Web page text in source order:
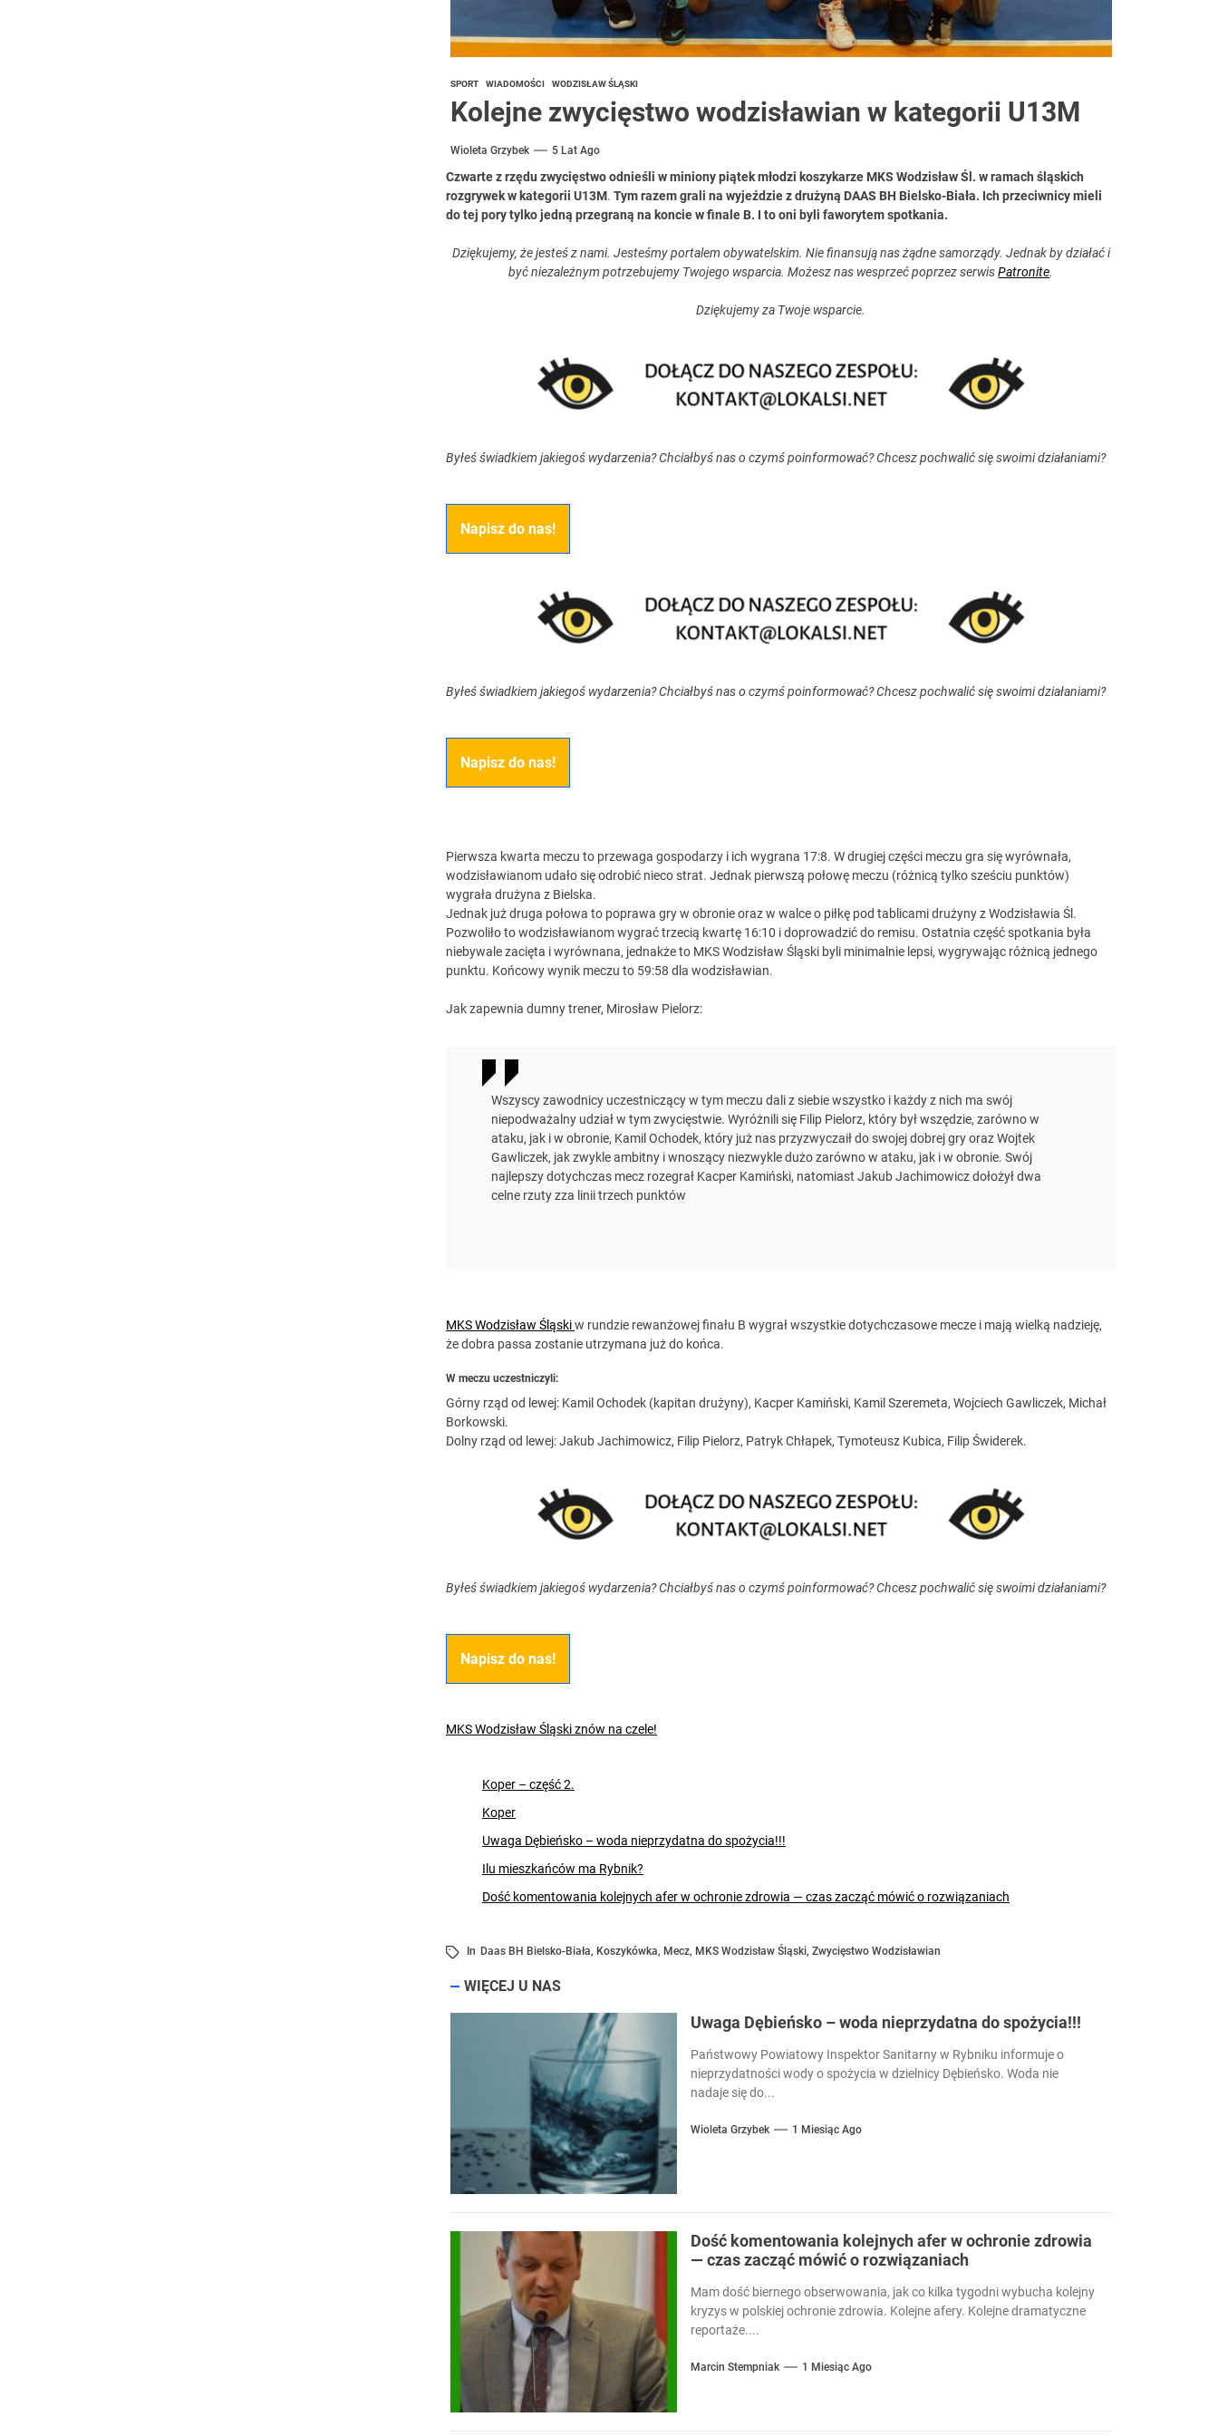
SPORT WIADOMOŚCI WODZISŁAW ŚLĄSKI
Kolejne zwycięstwo wodzisławian w kategorii U13M
Wioleta Grzybek 5 Lat Ago
Czwarte z rzędu zwycięstwo odnieśli w miniony piątek młodzi koszykarze MKS Wodzisław Śl. w ramach śląskich
rozgrywek w kategorii U13M. Tym razem grali na wyjeździe z drużyną DAAS BH Bielsko-Biała. Ich przeciwnicy mieli
do tej pory tylko jedną przegraną na koncie w finale B. I to oni byli faworytem spotkania.
Dziękujemy, że jesteś z nami. Jesteśmy portalem obywatelskim. Nie finansują nas żądne samorządy. Jednak by działać i
być niezależnym potrzebujemy Twojego wsparcia. Możesz nas wesprzeć poprzez serwisPatronite.
Dziękujemy za Twoje wsparcie.
Byłeś świadkiem jakiegoś wydarzenia? Chciałbyś nas o czymś poinformować? Chcesz pochwalić się swoimi działaniami?
Napisz do nas!
Byłeś świadkiem jakiegoś wydarzenia? Chciałbyś nas o czymś poinformować? Chcesz pochwalić się swoimi działaniami?
Napisz do nas!
Pierwsza kwarta meczu to przewaga gospodarzy i ich wygrana 17:8. W drugiej części meczu gra się wyrównała,
wodzisławianom udało się odrobić nieco strat. Jednak pierwszą połowę meczu (różnicą tylko sześciu punktów)
wygrała drużyna z Bielska.
Jednak już druga połowa to poprawa gry w obronie oraz w walce o piłkę pod tablicami drużyny z Wodzisławia Śl.
Pozwoliło to wodzisławianom wygrać trzecią kwartę 16:10 i doprowadzić do remisu. Ostatnia część spotkania była
niebywale zacięta i wyrównana, jednakże to MKS Wodzisław Śląski byli minimalnie lepsi, wygrywając różnicą jednego
punktu. Końcowy wynik meczu to 59:58 dla wodzisławian.
Jak zapewnia dumny trener, Mirosław Pielorz:
Wszyscy zawodnicy uczestniczący w tym meczu dali z siebie wszystko i każdy z nich ma swój
niepodważalny udział w tym zwycięstwie. Wyróżnili się Filip Pielorz, który był wszędzie, zarówno w
ataku, jak i w obronie, Kamil Ochodek, który już nas przyzwyczaił do swojej dobrej gry oraz Wojtek
Gawliczek, jak zwykle ambitny i wnoszący niezwykle dużo zarówno w ataku, jak i w obronie. Swój
najlepszy dotychczas mecz rozegrał Kacper Kamiński, natomiast Jakub Jachimowicz dołożył dwa
celne rzuty zza linii trzech punktów
MKS Wodzisław Śląskiw rundzie rewanżowej finału B wygrał wszystkie dotychczasowe mecze i mają wielką nadzieję,
że dobra passa zostanie utrzymana już do końca.
W meczu uczestniczyli:
Górny rząd od lewej: Kamil Ochodek (kapitan drużyny), Kacper Kamiński, Kamil Szeremeta, Wojciech Gawliczek, Michał
Borkowski.
Dolny rząd od lewej: Jakub Jachimowicz, Filip Pielorz, Patryk Chłapek, Tymoteusz Kubica, Filip Świderek.
Byłeś świadkiem jakiegoś wydarzenia? Chciałbyś nas o czymś poinformować? Chcesz pochwalić się swoimi działaniami?
Napisz do nas!
MKS Wodzisław Śląski znów na czele!
Koper – część 2.
Koper
Uwaga Dębieńsko – woda nieprzydatna do spożycia!!!
Ilu mieszkańców ma Rybnik?
Dość komentowania kolejnych afer w ochronie zdrowia — czas zacząć mówić o rozwiązaniach
In Daas BH Bielsko-Biała, Koszykówka, Mecz, MKS Wodzisław Śląski, Zwycięstwo Wodzisławian
WIĘCEJ U NAS
Uwaga Dębieńsko – woda nieprzydatna do spożycia!!!
Państwowy Powiatowy Inspektor Sanitarny w Rybniku informuje o
nieprzydatności wody o spożycia w dzielnicy Dębieńsko. Woda nie
nadaje się do...
Wioleta Grzybek 1 Miesiąc Ago
Dość komentowania kolejnych afer w ochronie zdrowia
— czas zacząć mówić o rozwiązaniach
Mam dość biernego obserwowania, jak co kilka tygodni wybucha kolejny
kryzys w polskiej ochronie zdrowia. Kolejne afery. Kolejne dramatyczne
reportaże....
Marcin Stempniak 1 Miesiąc Ago